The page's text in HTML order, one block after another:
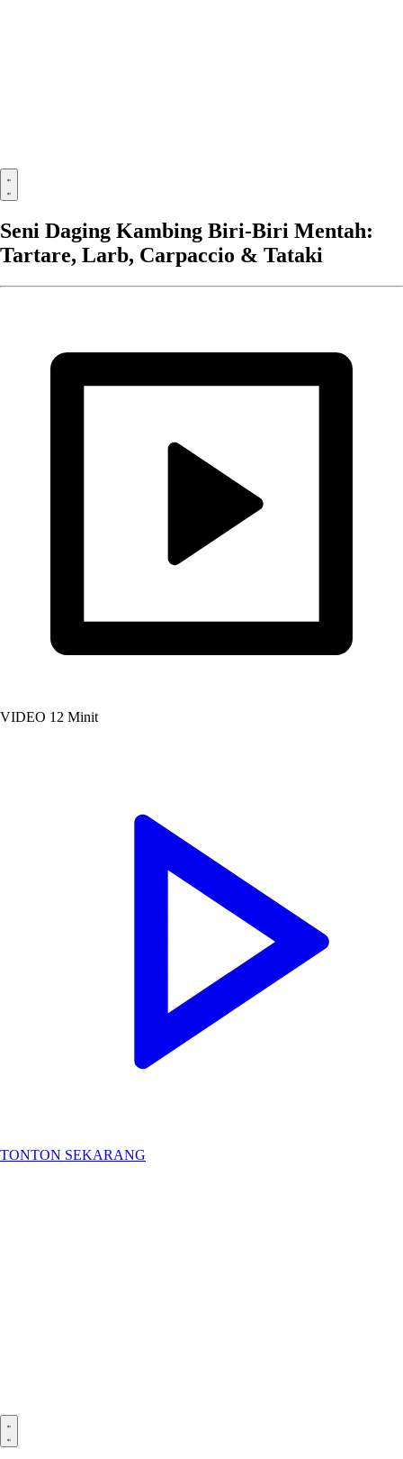
Seni Daging Kambing Biri-Biri Mentah:
Tartare, Larb, Carpaccio & Tataki
VIDEO 12 Minit
TONTON SEKARANG